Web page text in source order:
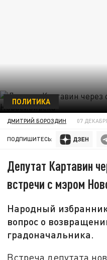
ПОЛИТИКА
ДМИТРИЙ БОРОЗДИН 07
ПОДПИШИТЕСЬ:
Депутат Картавин
встречи с мэром
Народный
вопрос о
градоначальника.
Встреча депутата